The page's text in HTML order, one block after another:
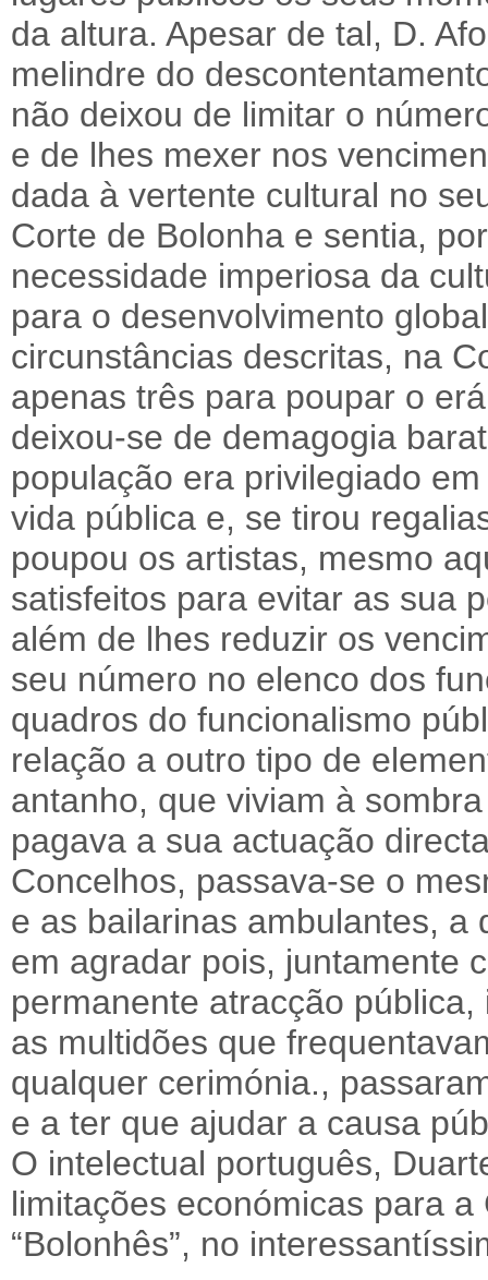
da altura. Apesar de tal, D.
melindre do
não deixou de limitar o
e de lhes mexer nos
dada à vertente cultural no
Corte de Bolonha e sentia,
necessidade imperiosa da
para o desenvolvimento
circunstâncias descritas, na
apenas três para poupar o
deixou-se de demagogia
população era privilegiado
vida pública e, se tirou
poupou os artistas, mesmo
satisfeitos para evitar as sua
além de lhes reduzir os
seu número no elenco dos
quadros do funcionalismo
relação a outro tipo de
antanho, que viviam à
pagava a sua actuação
Concelhos, passava-se o
e as bailarinas ambulantes, a
em agradar pois, juntamente
permanente atracção
as multidões que
qualquer cerimónia.,
e a ter que ajudar a causa
O intelectual português,
limitações económicas para
“Bolonhês”, no